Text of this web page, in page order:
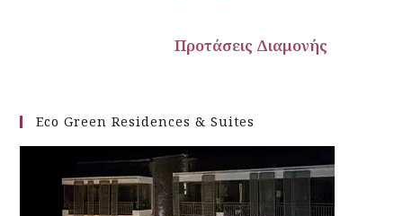
Eco Green Residences & Suites